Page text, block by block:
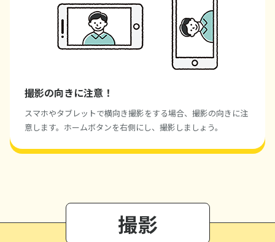
撮影の向きに注意！
スマホやタブレットで横向き撮影をする場合、撮影の向きに注
意します。ホームボタンを右側にし、撮影しましょう。
撮影